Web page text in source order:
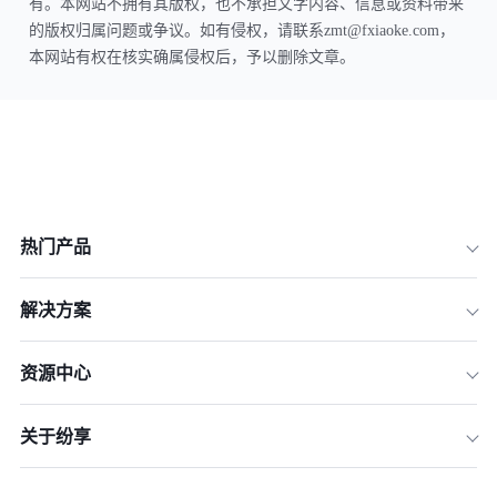
有。本网站不拥有其版权，也不承担文字内容、信息或资料带来
的版权归属问题或争议。如有侵权，请联系zmt@fxiaoke.com，
本网站有权在核实确属侵权后，予以删除文章。
热门产品
解决方案
资源中心
关于纷享